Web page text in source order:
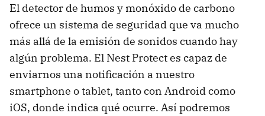
El detector de humos y monóxido de carbono
ofrece un sistema de seguridad que va mucho
más allá de la emisión de sonidos cuando hay
algún problema. El Nest Protect es capaz de
enviarnos una notificación a nuestro
smartphone o tablet, tanto con Android como
iOS, donde indica qué ocurre. Así podremos